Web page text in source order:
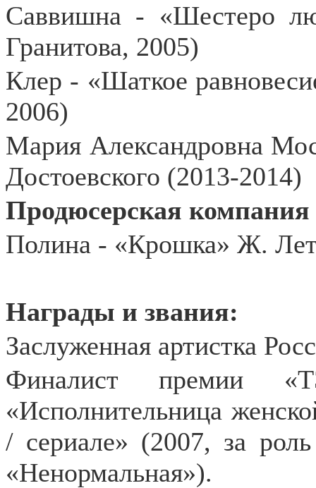
Саввишна - «Шестеро
Гранитова, 2005)
Клер - «Шаткое
2006)
Мария Александровна
Достоевского (2013-2014)
Продюсерская
Полина - «Крошка» Ж.
Награды и звания:
Заслуженная артистка
Финалист премии
«Исполнительница
/ сериале» (2007, за
«Ненормальная»).